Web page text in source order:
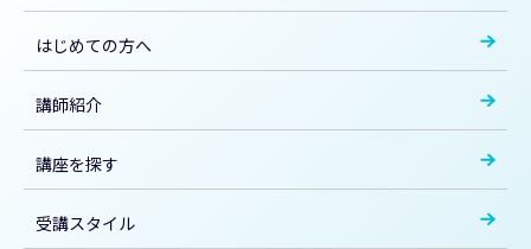
はじめての方へ
講師紹介
講座を探す
受講スタイル